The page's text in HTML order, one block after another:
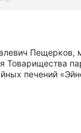
Пещерков,
Товарищества
печений